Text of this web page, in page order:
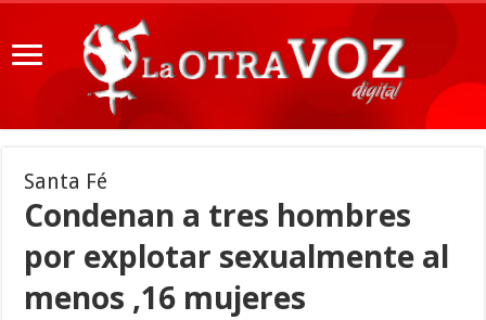
Santa Fé
Condenan a tres hombres
por explotar sexualmente al
menos ,16 mujeres